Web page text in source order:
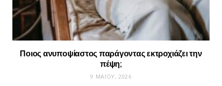
Ποιος ανυποψίαστος παράγοντας εκτροχιάζει την
πέψη;
9 ΜΑΪ́ΟΥ, 2026